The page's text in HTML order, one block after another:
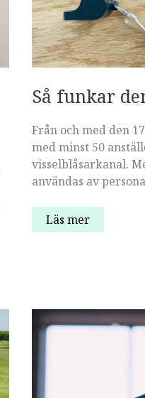
Så funkar
Från och med den
med minst 50
visselblåsarkanal.
användas av
Så
funkar
Läs mer